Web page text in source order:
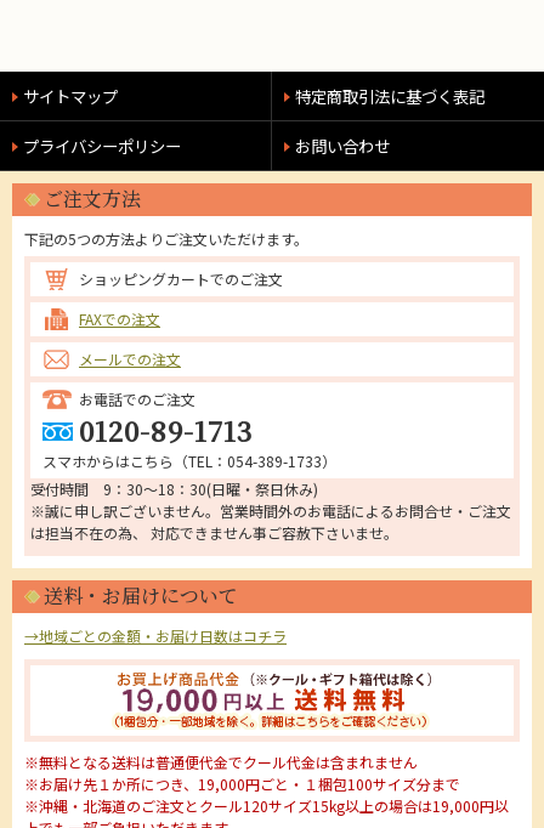
サイトマップ 特定商取引法に基づく表記
プライバシーポリシー お問い合わせ
ご注文方法
下記の5つの方法よりご注文いただけます。
ショッピングカートでのご注文
FAXでの注文
メールでの注文
お電話でのご注文
0120-89-1713
スマホからはこちら（TEL：054-389-1733）
受付時間 9：30～18：30(日曜・祭日休み)
※誠に申し訳ございません。営業時間外のお電話によるお問合せ・ご注文
は担当不在の為、 対応できません事ご容赦下さいませ。
送料・お届けについて
→地域ごとの金額・お届け日数はコチラ
※無料となる送料は普通便代金でクール代金は含まれません
※お届け先１か所につき、19,000円ごと・１梱包100サイズ分まで
※沖縄・北海道のご注文とクール120サイズ15kg以上の場合は19,000円以